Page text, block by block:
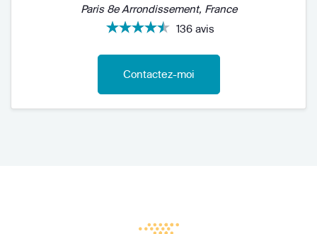
Paris 8e Arrondissement, France
136 avis
Contactez-moi